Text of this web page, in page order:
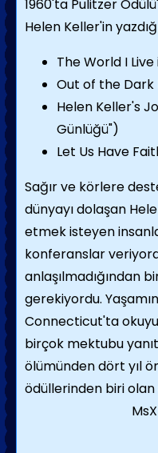
1960'ta Pulitzer
Helen Keller'in
The World I Live
Out of the Dark
Helen Keller's
Günlüğü")
Let Us Have
Sağır ve körlere
dünyayı dolaşan
etmek isteyen
konferanslar
anlaşılmadığından
gerekiyordu.
Connecticut'ta
bir­çok mektubu
ölümünden dört yıl
ödüllerinden biri olan